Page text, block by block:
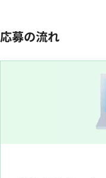
応募の流れ